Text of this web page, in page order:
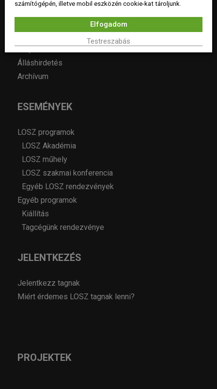
Pályázatok
Álláshirdetés
Archívum
ESEMÉNYEK
LOSZ programok
LOSZ Akadémia
LOSZ műhely
LOSZ szakmai konferencia
Egyéb LOSZ rendezvények
Egyéb programok
Kiállítás
Tagcégünk rendezvénye
JELENTKEZÉS
Jelentkezz tagnak
Miért érdemes LOSZ tagnak lenni?
PROJEKTEK
számítógépén, illetve mobil eszközén cookie-kat tároljunk.
Testreszabás
Elfogadom